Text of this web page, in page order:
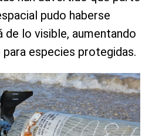
pudo haberse
de lo visible, aumentando
especies protegidas.